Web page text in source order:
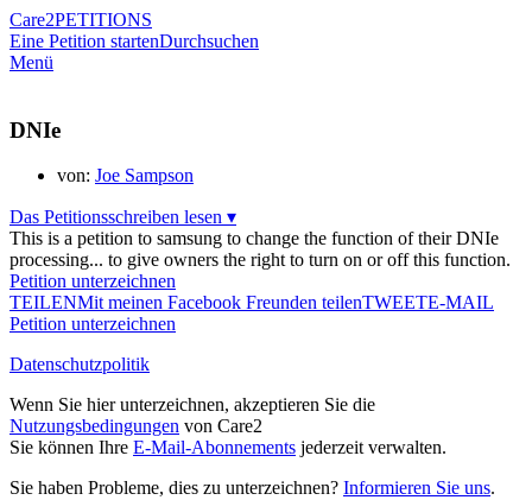
Care2PETITIONS
Eine Petition startenDurchsuchen
Menü
DNIe
von: Joe Sampson
Das Petitionsschreiben lesen ▾
This is a petition to samsung to change the function of their DNIe
processing... to give owners the right to turn on or off this function.
Petition unterzeichnen
TEILENMit meinen Facebook Freunden teilenTWEETE-MAIL
Petition unterzeichnen
Datenschutzpolitik
Wenn Sie hier unterzeichnen, akzeptieren Sie die
Nutzungsbedingungen von Care2
Sie können Ihre E-Mail-Abonnements jederzeit verwalten.
Sie haben Probleme, dies zu unterzeichnen? Informieren Sie uns.